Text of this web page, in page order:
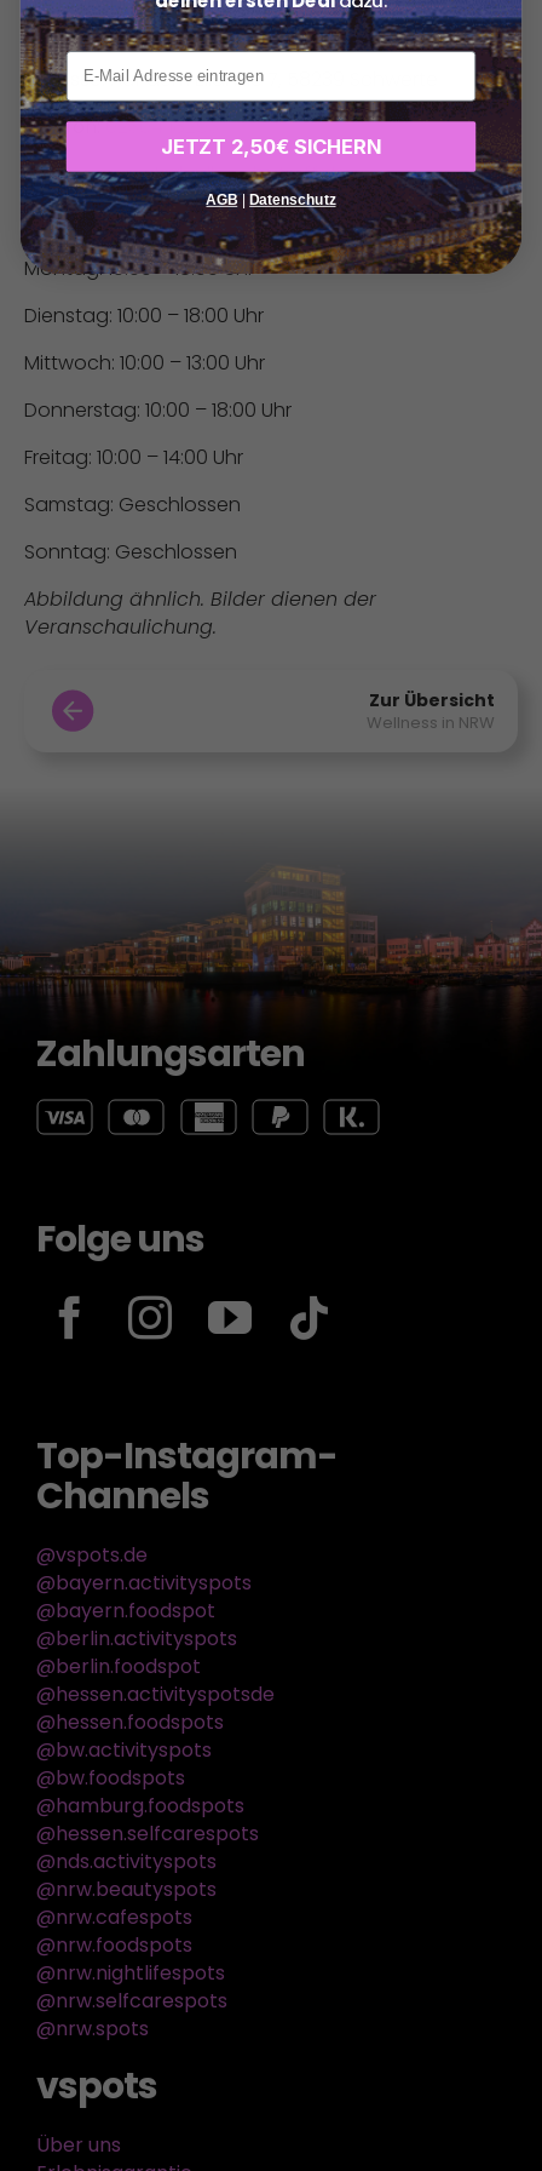
Vorlage möglich.
Adresse:Auf dem Eilande 7, 58239 Schwerte
Telefon:02304 18293
Web:www.naturheilkunde-treff.de
Öffnungszeiten:
Montag: 10:00 – 18:00 Uhr
Dienstag: 10:00 – 18:00 Uhr
Mittwoch: 10:00 – 13:00 Uhr
Donnerstag: 10:00 – 18:00 Uhr
Freitag: 10:00 – 14:00 Uhr
Samstag: Geschlossen
Sonntag: Geschlossen
Abbildung ähnlich. Bilder dienen der
Veranschaulichung.
Zur Übersicht
Wellness in NRW
Zahlungsarten
Folge uns
Top-Instagram-
Channels
@vspots.de
@bayern.activityspots
@bayern.foodspot
@berlin.activityspots
@berlin.foodspot
@hessen.activityspotsde
@hessen.foodspots
@bw.activityspots
@bw.foodspots
@hamburg.foodspots
@hessen.selfcarespots
@nds.activityspots
@nrw.beautyspots
@nrw.cafespots
@nrw.foodspots
@nrw.nightlifespots
@nrw.selfcarespots
@nrw.spots
vspots
Über uns
xxx
JETZT 2,50€ SICHERN
AGB| Datenschutz